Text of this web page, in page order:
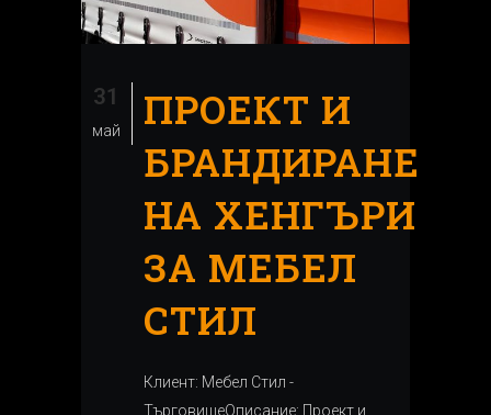
31
май
ПРОЕКТ И
БРАНДИРАНЕ
НА ХЕНГЪРИ
ЗА МЕБЕЛ
СТИЛ
Клиент: Мебел Стил -
ТърговищеОписание: Проект и